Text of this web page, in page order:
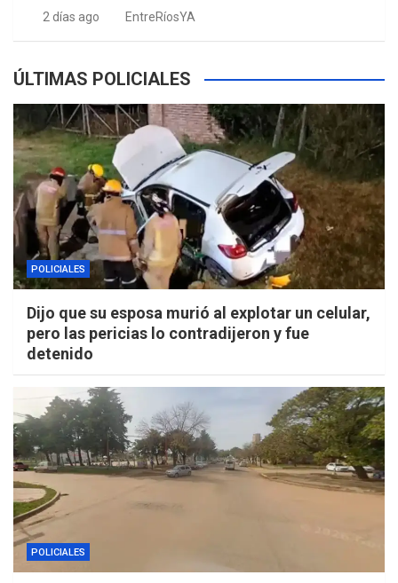
2 días ago EntreRíosYA
ÚLTIMAS POLICIALES
POLICIALES
Dijo que su esposa murió al explotar un celular,
pero las pericias lo contradijeron y fue
detenido
POLICIALES